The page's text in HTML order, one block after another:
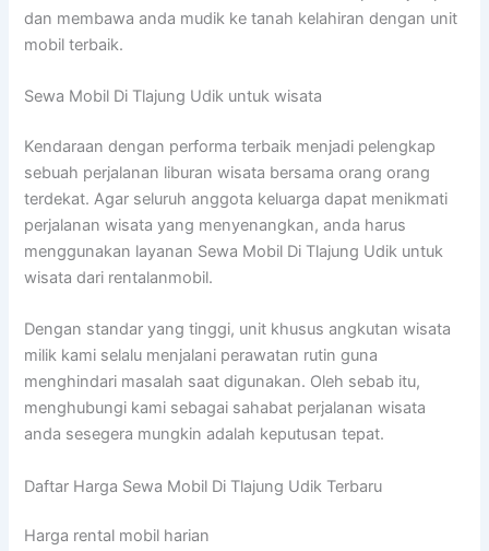
dan membawa anda mudik ke tanah kelahiran dengan unit
mobil terbaik.
Sewa Mobil Di Tlajung Udik untuk wisata
Kendaraan dengan performa terbaik menjadi pelengkap
sebuah perjalanan liburan wisata bersama orang orang
terdekat. Agar seluruh anggota keluarga dapat menikmati
perjalanan wisata yang menyenangkan, anda harus
menggunakan layanan Sewa Mobil Di Tlajung Udik untuk
wisata dari rentalanmobil.
Dengan standar yang tinggi, unit khusus angkutan wisata
milik kami selalu menjalani perawatan rutin guna
menghindari masalah saat digunakan. Oleh sebab itu,
menghubungi kami sebagai sahabat perjalanan wisata
anda sesegera mungkin adalah keputusan tepat.
Daftar Harga Sewa Mobil Di Tlajung Udik Terbaru
Harga rental mobil harian